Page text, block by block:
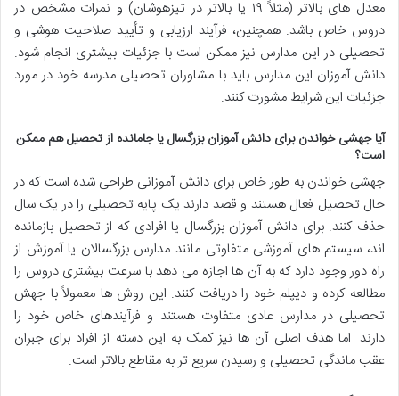
معدل های بالاتر (مثلاً ۱۹ یا بالاتر در تیزهوشان) و نمرات مشخص در
دروس خاص باشد. همچنین، فرآیند ارزیابی و تأیید صلاحیت هوشی و
تحصیلی در این مدارس نیز ممکن است با جزئیات بیشتری انجام شود.
دانش آموزان این مدارس باید با مشاوران تحصیلی مدرسه خود در مورد
جزئیات این شرایط مشورت کنند.
آیا جهشی خواندن برای دانش آموزان بزرگسال یا جامانده از تحصیل هم ممکن
است؟
جهشی خواندن به طور خاص برای دانش آموزانی طراحی شده است که در
حال تحصیل فعال هستند و قصد دارند یک پایه تحصیلی را در یک سال
حذف کنند. برای دانش آموزان بزرگسال یا افرادی که از تحصیل بازمانده
اند، سیستم های آموزشی متفاوتی مانند مدارس بزرگسالان یا آموزش از
راه دور وجود دارد که به آن ها اجازه می دهد با سرعت بیشتری دروس را
مطالعه کرده و دیپلم خود را دریافت کنند. این روش ها معمولاً با جهش
تحصیلی در مدارس عادی متفاوت هستند و فرآیندهای خاص خود را
دارند. اما هدف اصلی آن ها نیز کمک به این دسته از افراد برای جبران
عقب ماندگی تحصیلی و رسیدن سریع تر به مقاطع بالاتر است.